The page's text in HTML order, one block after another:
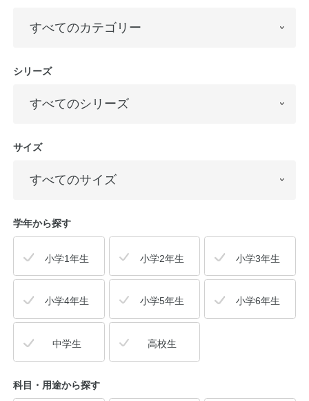
シリーズ
サイズ
学年から探す
小学1年生 小学2年生 小学3年生
小学4年生 小学5年生 小学6年生
中学生 高校生
科目・用途から探す